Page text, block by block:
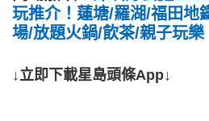
玩推介！蓮塘/羅湖/福田地
場/放題火鍋/飲茶/親子玩樂
↓立即下載星島頭條App↓